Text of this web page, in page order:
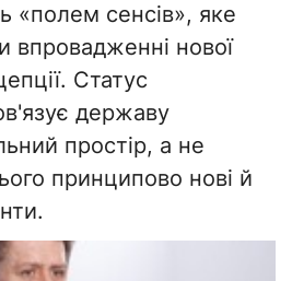
«полем сенсів», яке
впровадженні нової
Статус
державу
простір, а не
принципово нові й